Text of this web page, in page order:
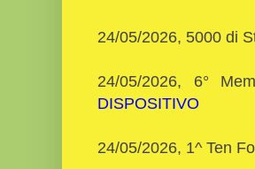
24/05/2026, 5000 di
24/05/2026, 6°
DISPOSITIVO
24/05/2026, 1^ Ten